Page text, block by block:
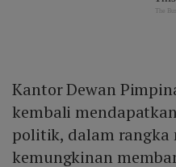
Kantor Dewan
kembali
politik, dalam rangka
kemungkinan